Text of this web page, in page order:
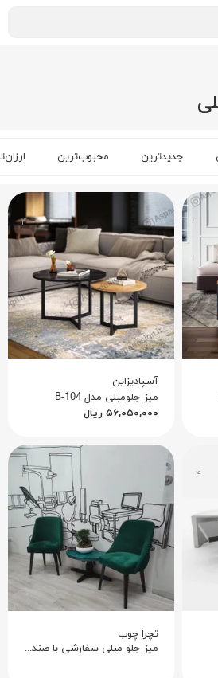
جدیدترین محبوب‌ترین
۴
آسپادیزاین
میز جلومبلی مدل B-104
۵۶,۰۵۰,۰۰۰ ریال
۴ ۳
تچرا چوب
میز جلو مبلی سفارشی با صندلی چستر